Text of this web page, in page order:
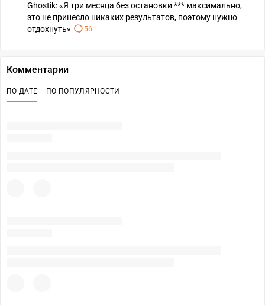
Ghostik: «Я три месяца без остановки *** максимально,
это не принесло никаких результатов, поэтому нужно
отдохнуть»
56
Комментарии
ПО ДАТЕ ПО ПОПУЛЯРНОСТИ